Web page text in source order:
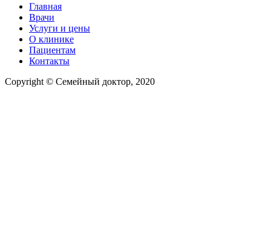
Главная
Врачи
Услуги и цены
О клинике
Пациентам
Контакты
Copyright © Семейный доктор, 2020